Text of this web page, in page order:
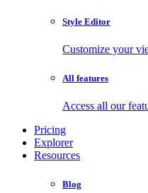
Style Editor
Customize your
All features
Access all our
Pricing
Explorer
Resources
Blog